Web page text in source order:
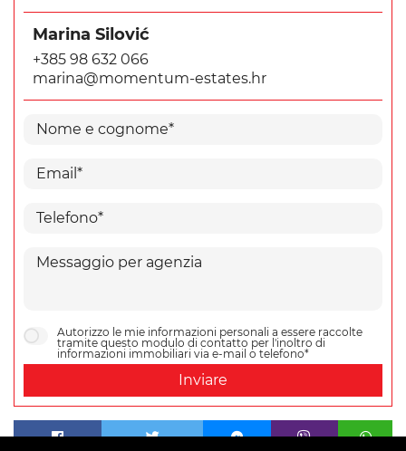
Marina Silović
+385 98 632 066
marina@momentum-estates.hr
Autorizzo le mie informazioni personali a essere raccolte
tramite questo modulo di contatto per l'inoltro di
informazioni immobiliari via e-mail o telefono*
Inviare